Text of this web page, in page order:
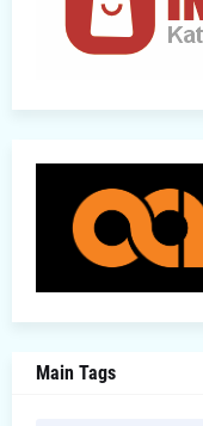
Main Tags